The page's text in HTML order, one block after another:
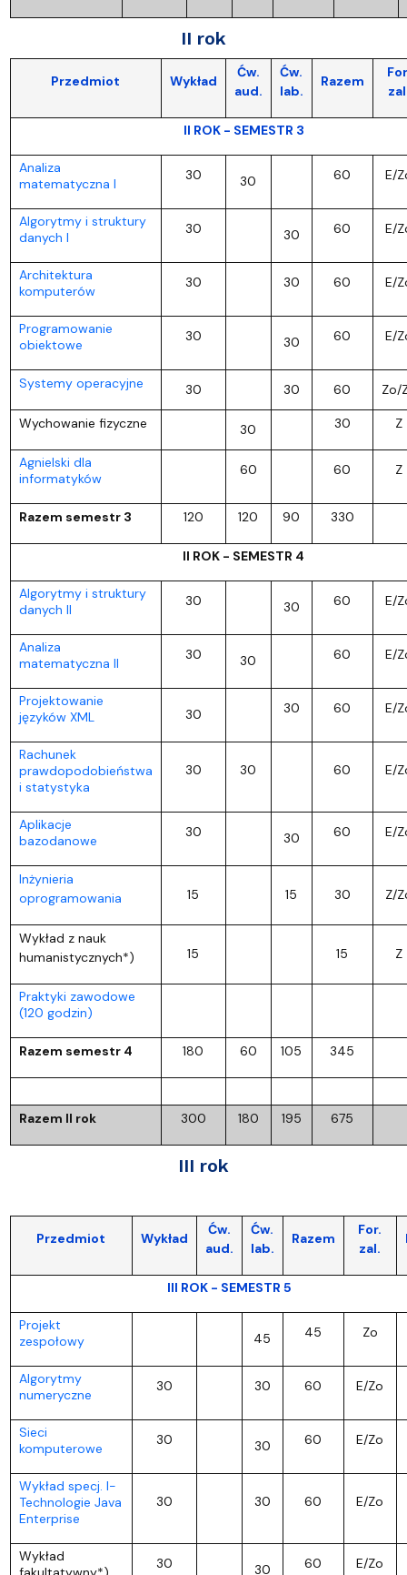
II rok
Przedmiot Wykład
Ćw.
aud.
Ćw.
lab.
Razem
II ROK - SEMESTR 3
Analiza
matematyczna I
30 30 60 E/
Algorytmy i struktury
danych I
30 30 60 E/
Architektura
komputerów
30 30 60 E/
Programowanie
obiektowe
30 30 60 E/
Systemy operacyjne 30 30 60 Zo/
Wychowanie fizyczne 30 30 Z
Agnielski dla
informatyków
60 60 Z
Razem semestr 3 120 120 90 330
II ROK - SEMESTR 4
Algorytmy i struktury
danych II
30 30 60 E/
Analiza
matematyczna II
30 30 60 E/
Projektowanie
języków XML
30 30 60 E/
Rachunek
prawdopodobieństwa
i statystyka
30 30 60 E/
Aplikacje
bazodanowe
30 30 60 E/
Inżynieria
oprogramowania
15 15 30 Z/
Wykład z nauk
humanistycznych*)
15 15 Z
Praktyki zawodowe
(120 godzin)
Razem semestr 4 180 60 105 345
Razem II rok 300 180 195 675
III rok
Przedmiot Wykład
Ćw.
aud.
Ćw.
lab.
Razem
For.
zal.
III ROK - SEMESTR 5
Projekt
zespołowy
45 45 Zo
Algorytmy
numeryczne
30 30 60 E/Zo
Sieci
komputerowe
30 30 60 E/Zo
Wykład specj. I-
Technologie Java
Enterprise
30 30 60 E/Zo
Wykład
30 30 60 E/Zo